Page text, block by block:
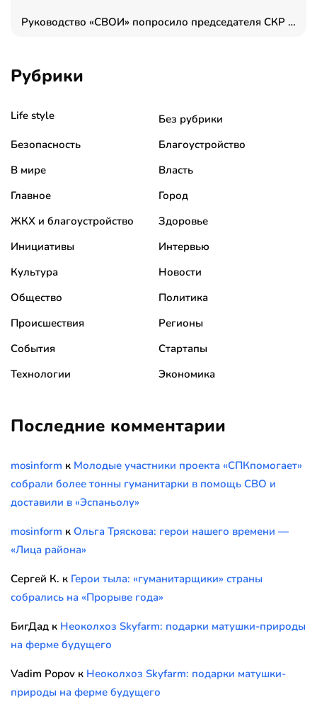
Руководство «СВОИ» попросило председателя СКР дать правовую оценку обысков в тыловом штабе
Рубрики
Life style
Без рубрики
Безопасность
Благоустройство
В мире
Власть
Главное
Город
ЖКХ и благоустройство
Здоровье
Инициативы
Интервью
Культура
Новости
Общество
Политика
Происшествия
Регионы
События
Стартапы
Технологии
Экономика
Последние комментарии
mosinform к Молодые участники проекта «СПКпомогает»
собрали более тонны гуманитарки в помощь СВО и
доставили в «Эспаньолу»
mosinform к Ольга Тряскова: герои нашего времени —
«Лица района»
Сергей К. к Герои тыла: «гуманитарщики» страны
собрались на «Прорыве года»
БигДад к Неоколхоз Skyfarm: подарки матушки-природы
на ферме будущего
Vadim Popov к Неоколхоз Skyfarm: подарки матушки-
природы на ферме будущего